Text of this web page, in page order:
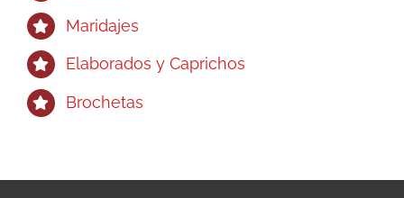
Maridajes
Elaborados y Caprichos
Brochetas